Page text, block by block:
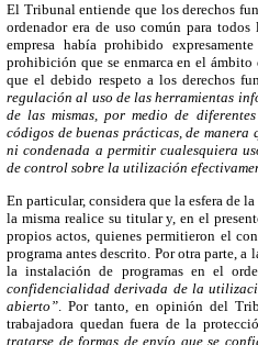
El Tribunal entiende que los derechos
ordenador era de uso común para
empresa había prohibido
prohibición que se enmarca en el ámbito
que el debido respeto a los derechos
regulación al uso de las herramientas
de las mismas, por medio de
códigos de buenas prácticas, de manera
ni condenada a permitir cualesquiera
de control sobre la utilización
En particular, considera que la esfera de
la misma realice su titular y, en el
propios actos, quienes permitieron el
programa antes descrito. Por otra parte,
la instalación de programas en el
confidencialidad derivada de la
abierto” . Por tanto, en opinión del
trabajadora quedan fuera de la
tratarse de formas de envío que se